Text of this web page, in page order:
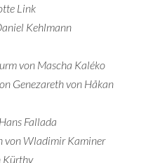
Link
Kehlmann
von Mascha Kaléko
Genezareth von Håkan
Fallada
von Wladimir Kaminer
Kürthy